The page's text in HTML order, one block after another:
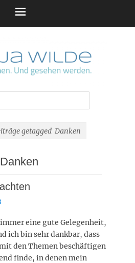
getagged Danken
Danken
eine gute Gelegenheit,
ich bin sehr dankbar, dass
den Themen beschäftigen
finde, in denen mein